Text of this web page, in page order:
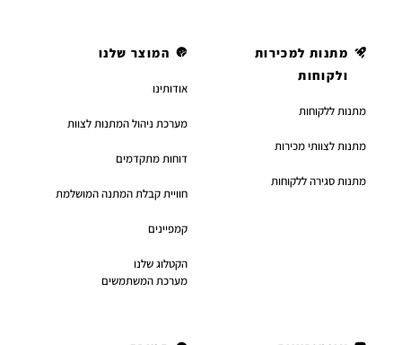
מתנות למכירות
ולקוחות
מתנות ללקוחות
מתנות לצוותי מכירות
מתנות סגירה ללקוחות
המוצר שלנו
אודותינו
מערכת ניהול המתנות לצוות
דוחות מתקדמים
חוויית קבלת המתנה המושלמת
קמפיינים
הקטלוג שלנו
מערכת המשתמשים